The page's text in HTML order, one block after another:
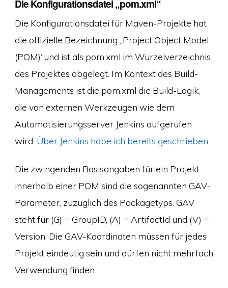
Die Konfigurationsdatei „pom.xml“
Die Konfigurationsdatei für Maven-Projekte hat
die offizielle Bezeichnung „Project Object Model
(POM)“und ist als pom.xml im Wurzelverzeichnis
des Projektes abgelegt. Im Kontext des Build-
Managements ist die pom.xml die Build-Logik,
die von externen Werkzeugen wie dem
Automatisierungsserver Jenkins aufgerufen
wird. Über Jenkins habe ich bereits geschrieben.
Die zwingenden Basisangaben für ein Projekt
innerhalb einer POM sind die sogenannten GAV-
Parameter, zuzüglich des Packagetyps. GAV
steht für (G) = GroupID, (A) = ArtifactId und (V) =
Version. Die GAV-Koordinaten müssen für jedes
Projekt eindeutig sein und dürfen nicht mehrfach
Verwendung finden.